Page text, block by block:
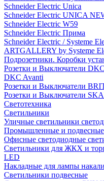
Schneider Electric Unica
Schneider Electric UNICA
Schneider Electric W59
Schneider Electric Прима
Schneider Electric / Systeme
ARTGALLERY by Systeme
Подрозетники. Коробки
Розетки и Выключатели DKC
DKC Avanti
Розетки и Выключатели
Розетки и Выключатели
Светотехника
Светильники
Уличные светильники
Промышленные и подвесные
Офисные светодиодные
Светильники для ЖКХ и
LED
Накладные для лампы
Светильники подвесные